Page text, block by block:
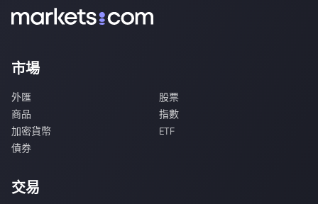
市場
外匯
股票
商品
指數
加密貨幣
ETF
債券
交易